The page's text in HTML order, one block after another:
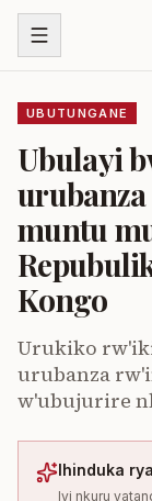
Ja ku biri muri
UBUTUNGANE
Ubulayi
muntu
Kongo
Urukiko
urubanza
w'ubujurire
Ihinduka
Iyi nkuru